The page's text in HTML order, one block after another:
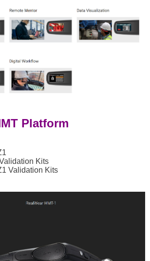
Platform
Kits
Validation Kits